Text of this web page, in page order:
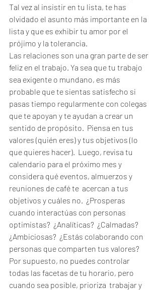
Tal vez al insistir en tu lista, te has
olvidado el asunto más importante en la
lista y que es exhibir tu amor por el
prójimo y la tolerancia.
Las relaciones son una gran parte de ser
feliz en el trabajo. Ya sea que tu trabajo
sea exigente o mundano, es más
probable que te sientas satisfecho si
pasas tiempo regularmente con colegas
que te apoyan y te ayudan a crear un
sentido de propósito.  Piensa en tus
valores (quién eres) y tus objetivos (lo
que quieres hacer).  Luego, revisa tu
calendario para el próximo mes y
considera qué eventos, almuerzos y
reuniones de café te  acercan a tus
objetivos y cuáles no.  ¿Prosperas
cuando interactúas con personas
optimistas?  ¿Analíticas?  ¿Calmadas?
¿Ambiciosas?  ¿Estás colaborando con
personas que comparten tus valores?
Por supuesto, no puedes controlar
todas las facetas de tu horario, pero
cuando sea posible, prioriza  trabajar y